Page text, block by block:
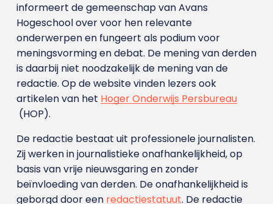
informeert de gemeenschap van Avans
Hogeschool over voor hen relevante
onderwerpen en fungeert als podium voor
meningsvorming en debat. De mening van derden
is daarbij niet noodzakelijk de mening van de
redactie. Op de website vinden lezers ook
artikelen van het Hoger Onderwijs Persbureau
(HOP).
De redactie bestaat uit professionele journalisten.
Zij werken in journalistieke onafhankelijkheid, op
basis van vrije nieuwsgaring en zonder
beïnvloeding van derden. De onafhankelijkheid is
geborgd door een redactiestatuut. De redactie